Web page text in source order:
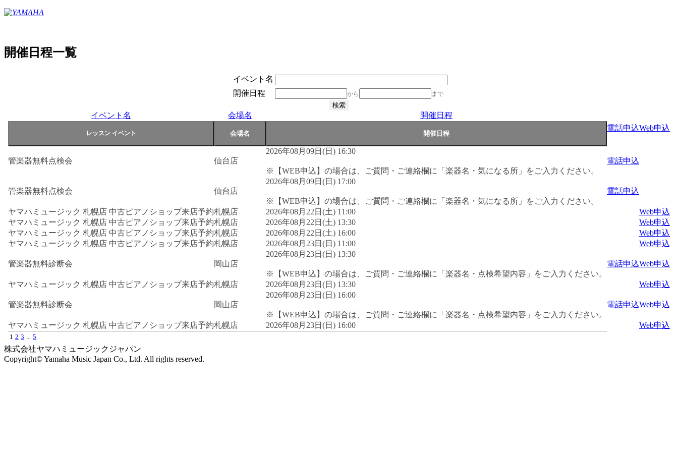
開催日程一覧
イベント名
開催日程
から まで
イベント名 会場名
開催日程
電話申込Web申込
管楽器無料点検会 仙台店
2026年08月09日(日) 16:30
※【WEB申込】の場合は、ご質問・ご連絡欄に「楽器名・気になる所」をご入力ください。
電話申込
管楽器無料点検会 仙台店
2026年08月09日(日) 17:00
※【WEB申込】の場合は、ご質問・ご連絡欄に「楽器名・気になる所」をご入力ください。
電話申込
ヤマハミュージック 札幌店 中古ピアノショップ来店予約札幌店 2026年08月22日(土) 11:00
Web申込
ヤマハミュージック 札幌店 中古ピアノショップ来店予約札幌店 2026年08月22日(土) 13:30
Web申込
ヤマハミュージック 札幌店 中古ピアノショップ来店予約札幌店 2026年08月22日(土) 16:00
Web申込
ヤマハミュージック 札幌店 中古ピアノショップ来店予約札幌店 2026年08月23日(日) 11:00 Web申込
管楽器無料診断会 岡山店
2026年08月23日(日) 13:30
※【WEB申込】の場合は、ご質問・ご連絡欄に「楽器名・点検希望内容」をご入力ください。
電話申込Web申込
ヤマハミュージック 札幌店 中古ピアノショップ来店予約札幌店 2026年08月23日(日) 13:30 Web申込
管楽器無料診断会 岡山店
2026年08月23日(日) 16:00
※【WEB申込】の場合は、ご質問・ご連絡欄に「楽器名・点検希望内容」をご入力ください。
電話申込Web申込
ヤマハミュージック 札幌店 中古ピアノショップ来店予約札幌店 2026年08月23日(日) 16:00 Web申込
1 2 3 5
株式会社ヤマハミュージックジャパン
Copyright© Yamaha Music Japan Co., Ltd. All rights reserved.